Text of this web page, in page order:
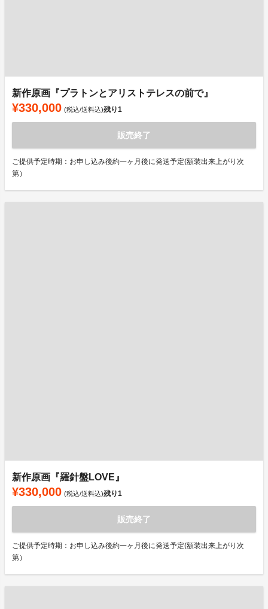
新作原画『プラトンとアリストテレスの前で』
¥330,000 (税込/送料込)残り1
販売終了
ご提供予定時期：お申し込み後約一ヶ月後に発送予定(額装出来上がり次
第）
新作原画『羅針盤LOVE』
¥330,000 (税込/送料込)残り1
販売終了
ご提供予定時期：お申し込み後約一ヶ月後に発送予定(額装出来上がり次
第）